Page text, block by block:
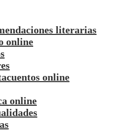
literarias
online
online
online